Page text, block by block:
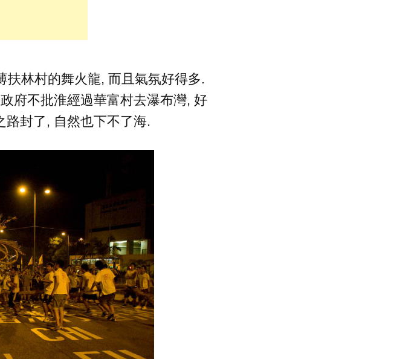
扶林村的舞火龍, 而且氣氛好得多.
府不批淮經過華富村去瀑布灣, 好
路封了, 自然也下不了海.